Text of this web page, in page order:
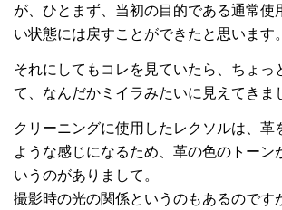
が、ひとまず、当初の目的である通常使
い状態には戻すことができたと思います。
それにしてもコレを見ていたら、ちょっ
て、なんだかミイラみたいに見えてきま
クリーニングに使用したレクソルは、革
ような感じになるため、革の色のトーン
いうのがありまして。
撮影時の光の関係というのもあるのです